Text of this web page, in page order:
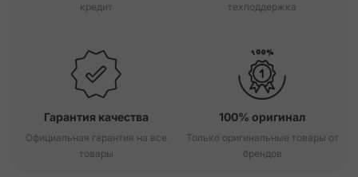
кредит
техподдержка
Гарантия качества
Официальная гарантия на все
товары
100% оригинал
Только оригинальные товары от
брендов